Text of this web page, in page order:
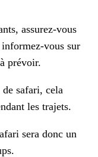
assurez-vous
vous sur
prévoir.
safari, cela
les trajets.
sera donc un